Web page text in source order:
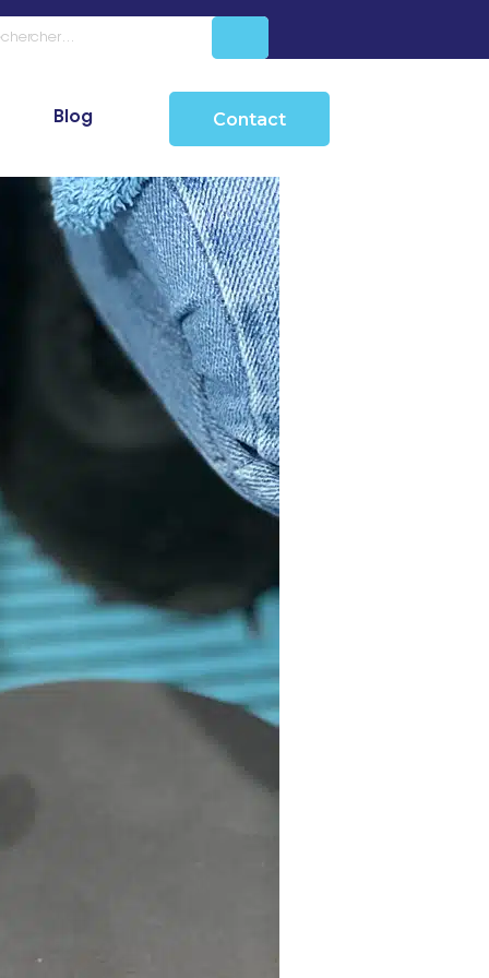
Blog Contact